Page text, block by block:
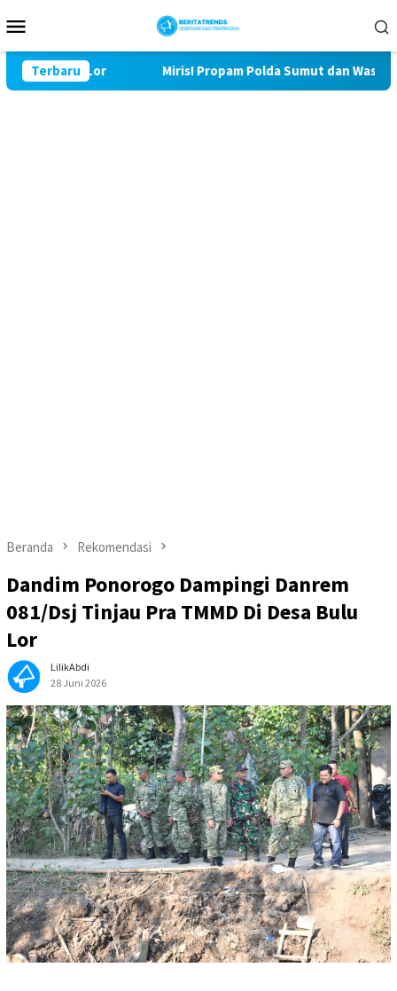
ke
Mobile
Terbaru
Bulu Lor Miris! Propam Polda Sumut dan Wasidik
Beranda Rekomendasi
Dandim Ponorogo Dampingi Danrem
081/Dsj Tinjau Pra TMMD Di Desa Bulu
Lor
LilikAbdi
28 Juni 2026